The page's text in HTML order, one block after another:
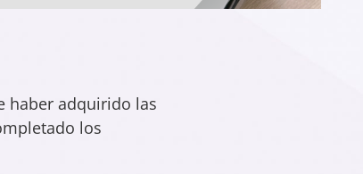
haber adquirido las
los